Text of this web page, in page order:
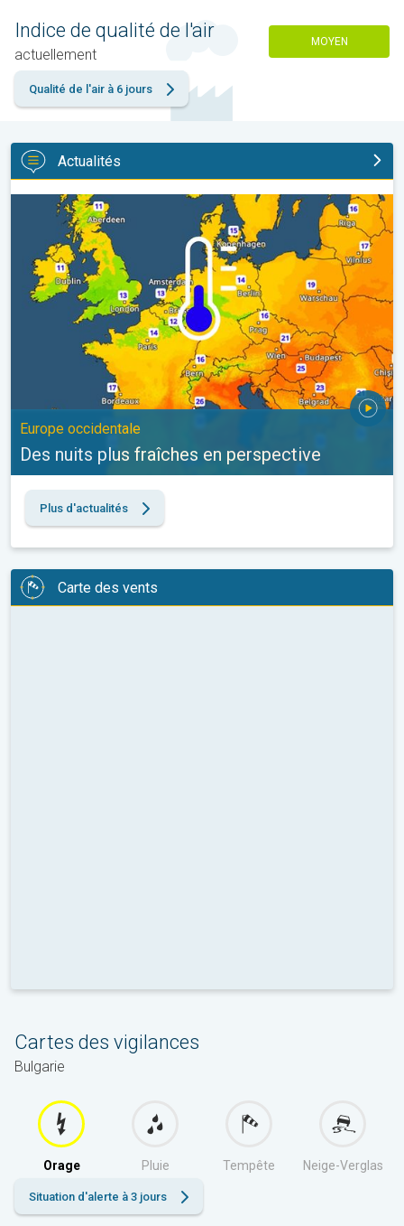
Indice de qualité de l'air
actuellement
MOYEN
Qualité de l'air à 6 jours
Actualités
Des nuits plus fraîches en perspective. Europe occidentale. . .
Europe occidentale
Des nuits plus fraîches en perspective
Plus d'actualités
Carte des vents
Cartes des vigilances
Bulgarie
Orage Pluie Tempête Neige-Verglas
Situation d'alerte à 3 jours